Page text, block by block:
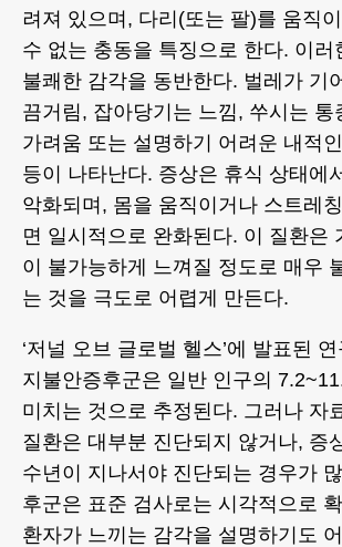
려져 있으며, 다리(또는 팔)를 움직
수 없는 충동을 특징으로 한다. 이러
불쾌한 감각을 동반한다. 벌레가 기
끔거림, 잡아당기는 느낌, 쑤시는 통
가려움 또는 설명하기 어려운 내적
등이 나타난다. 증상은 휴식 상태에
악화되며, 몸을 움직이거나 스트레
면 일시적으로 완화된다. 이 질환은
이 불가능하게 느껴질 정도로 매우
는 것을 극도로 어렵게 만든다.
‘저널 오브 글로벌 헬스’에 발표된
지불안증후군은 일반 인구의
미치는 것으로 추정된다. 그러나 자
질환은 대부분 진단되지 않거나, 증
수년이 지나서야 진단되는 경우가
후군은 표준 검사로는 시각적으로
환자가 느끼는 감각을 설명하기도